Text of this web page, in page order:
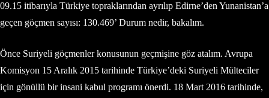
09.15 itibarıyla Türkiye topraklarından ayrılıp Edirne’den Yunanistan’a
geçen göçmen sayısı: 130.469’ Durum nedir, bakalım.
Önce Suriyeli göçmenler konusunun geçmişine göz atalım. Avrupa
Komisyon 15 Aralık 2015 tarihinde Türkiye’deki Suriyeli Mülteciler
için gönüllü bir insani kabul programı önerdi. 18 Mart 2016 tarihinde,